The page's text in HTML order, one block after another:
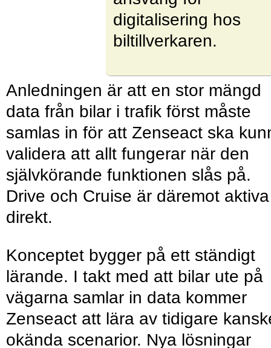
digitalisering hos
biltillverkaren.
Anledningen är att en stor mängd
data från bilar i trafik först måste
samlas in för att Zenseact ska
validera att allt fungerar när den
självkörande funktionen slås på.
Drive och Cruise är däremot aktiva
direkt.
Konceptet bygger på ett ständigt
lärande. I takt med att bilar ute på
vägarna samlar in data kommer
Zenseact att lära av tidigare
okända scenarior. Nya lösningar